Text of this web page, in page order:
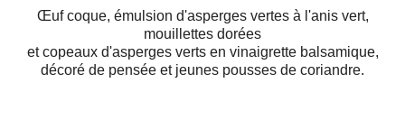
Œuf coque, émulsion d'asperges vertes à l'anis vert,
mouillettes dorées
et copeaux d'asperges verts en vinaigrette balsamique,
décoré de pensée et jeunes pousses de coriandre.